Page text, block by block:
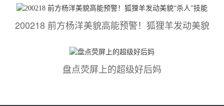
200218 前方杨洋美貌高能预警！狐狸羊发动美貌
盘点荧屏上的超级好后妈